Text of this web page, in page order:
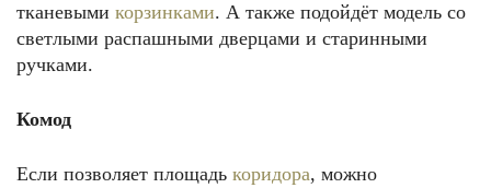
тканевыми корзинками. А также подойдёт модель со
светлыми распашными дверцами и старинными
ручками.
Комод
Если позволяет площадь коридора, можно